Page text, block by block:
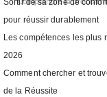
Sortir de sa zone de
pour réussir durablement
Les compétences les plus
2026
Comment chercher et
de la Réussite